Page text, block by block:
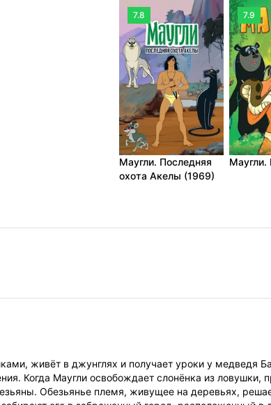
7.8
Маугли. Последняя
охота Акелы (1969)
7.9
Маугли.
живёт в джунглях и получает уроки у медведя
Когда Маугли освобождает слонёнка из ловушки,
Обезьянье племя, живущее на деревьях,